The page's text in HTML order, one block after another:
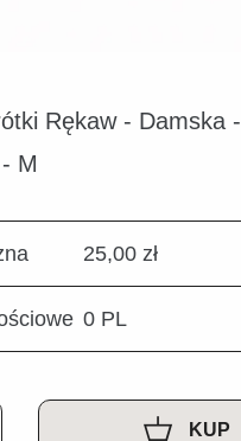
Rękaw - Damska -
M
25,00 zł
0 PL
KUP